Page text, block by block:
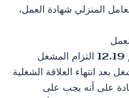
بتسليم العامل المنزلي شهادة العمل،
تناولت المادة 10 من القانون رقم 12.19 التزام المشغل
على أنه يجب على